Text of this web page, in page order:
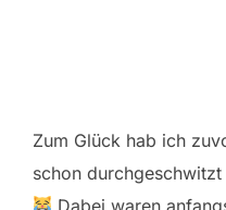
Zum Glück hab ich
schon
Dabei waren